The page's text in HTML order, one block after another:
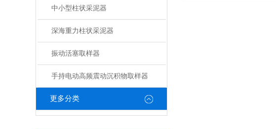
中小型柱状采泥器
深海重力柱状采泥器
振动活塞取样器
手持电动高频震动沉积物取样器
更多分类